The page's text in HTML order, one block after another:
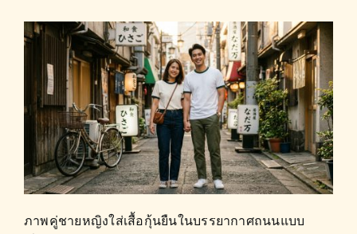
ภาพคู่ชายหญิงใส่เสื้อกุ้นยืนในบรรยากาศถนนแบบ